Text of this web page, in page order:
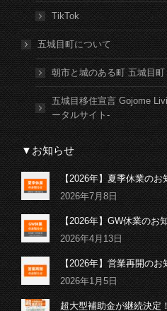
TikTok
五城目町について
朝市と城のある町 五城目町
五城目移住宣言 Gojome
ータルサイト-
▼お知らせ
【2026年】夏季休業のお
2026年7月8日
【2026年】GW休業のお
2026年4月13日
【2026年】営業再開のお
2026年1月5日
超大型補助金が継続決定